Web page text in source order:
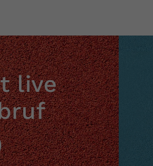
live